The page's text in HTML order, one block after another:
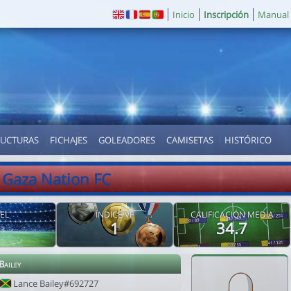
Inicio Inscripción Manual
FICHAJES GOLEADORES CAMISETAS HISTÓRICO
Gaza Nation FC
ÍNDICE VF
1
CALIFICACIÓN MEDIA
34.7
Lance Bailey#692727